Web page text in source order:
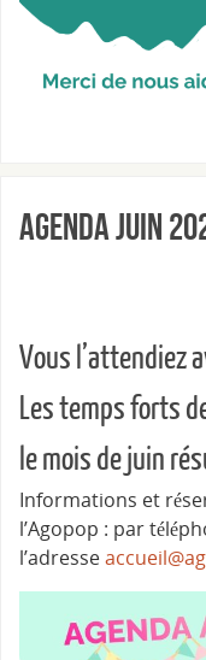
Agenda JUIN
Vous l’attendiez
Les temps forts
le mois de juin
Informations et
l’Agopop : par
l’adresse